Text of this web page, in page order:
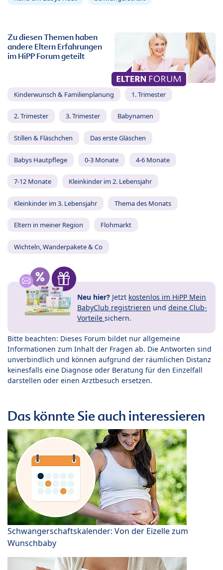
Zu diesen Themen haben
andere Eltern Erfahrungen
im HiPP Forum geteilt
Kinderwunsch & Familienplanung 1. Trimester
2. Trimester 3. Trimester Babynamen
Stillen & Fläschchen Das erste Gläschen
Babys Hautpflege 0-3 Monate 4-6 Monate
7-12 Monate Kleinkinder im 2. Lebensjahr
Kleinkinder im 3. Lebensjahr Thema des Monats
Eltern in meiner Region Flohmarkt
Wichteln, Wanderpakete & Co
Neu hier? Jetzt kostenlos im HiPP Mein
BabyClub registrieren und deine Club-
Vorteile sichern.
Bitte beachten: Dieses Forum bildet nur allgemeine
Informationen zum Inhalt der Fragen ab. Die Antworten sind
unverbindlich und können aufgrund der räumlichen Distanz
keinesfalls eine Diagnose oder Beratung für den Einzelfall
darstellen oder einen Arztbesuch ersetzen.
Das könnte Sie auch interessieren
Schwangerschaftskalender: Von der Eizelle zum
Wunschbaby